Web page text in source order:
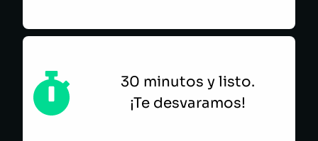
30 minutos y listo.
¡Te desvaramos!